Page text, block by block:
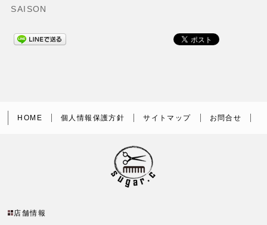
SAISON
HOME 個人情報保護方針 サイトマップ お問合せ
店舗情報